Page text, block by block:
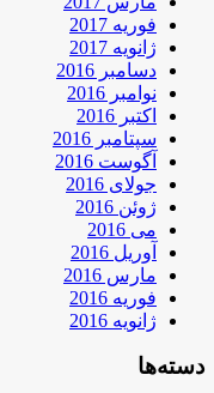
فوریه 2017
ژانویه 2017
دسامبر 2016
نوامبر 2016
اکتبر 2016
سپتامبر 2016
آگوست 2016
جولای 2016
ژوئن 2016
می 2016
آوریل 2016
مارس 2016
فوریه 2016
ژانویه 2016
دسته‌ها